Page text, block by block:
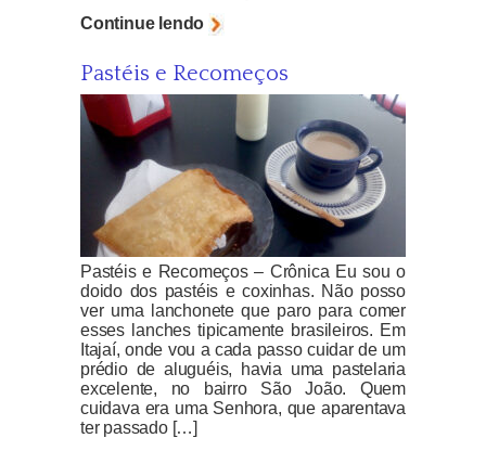
Continue lendo
Pastéis e Recomeços
Pastéis e Recomeços – Crônica Eu sou o
doido dos pastéis e coxinhas. Não posso
ver uma lanchonete que paro para comer
esses lanches tipicamente brasileiros. Em
Itajaí, onde vou a cada passo cuidar de um
prédio de aluguéis, havia uma pastelaria
excelente, no bairro São João. Quem
cuidava era uma Senhora, que aparentava
ter passado […]